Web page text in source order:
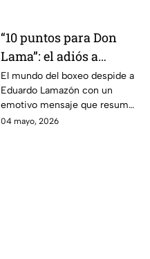
“10 puntos para Don
Lama”: el adiós a
Eduardo Lamazón
El mundo del boxeo despide a
Eduardo Lamazón con un
emotivo mensaje que resume
su legado imborrable.
04 mayo, 2026